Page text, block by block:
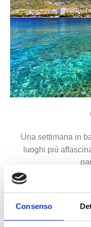
Consenso
Una settimana in
luoghi più